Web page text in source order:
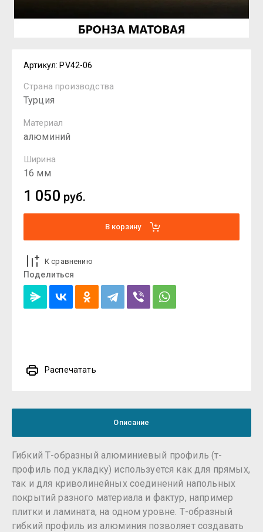
Артикул: PV42-06
Страна производства
Турция
Материал
алюминий
Ширина
16 мм
1 050 руб.
В корзину
К сравнению
Поделиться
Распечатать
Описание
Гибкий Т-образный алюминиевый профиль (т-
профиль под укладку) используется как для прямых,
так и для криволинейных соединений напольных
покрытий разного материала и фактур, например
плитки и ламината, на одном уровне. Т-образный
гибкий профиль из алюминия позволяет создавать